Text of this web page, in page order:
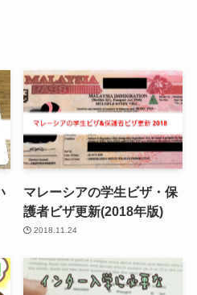
マレーシアの学生ビザ・保
護者ビザ更新(2018年版)
2018.11.24